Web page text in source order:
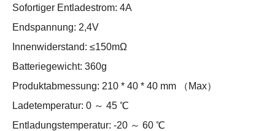
Sofortiger Entladestrom: 4A
Endspannung: 2,4V
Innenwiderstand: ≤150mΩ
Batteriegewicht: 360g
Produktabmessung: 210 * 40 * 40 mm （Max）
Ladetemperatur: 0 ～ 45 ℃
Entladungstemperatur: -20 ～ 60 ℃